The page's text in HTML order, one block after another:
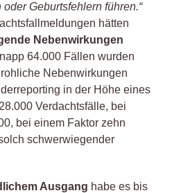
Geburtsfehlern führen.“
hätten
Nebenwirkungen
64.000 Fällen wurden
Nebenwirkungen
in der Höhe eines
Verdachtsfälle, bei
bei einem Faktor zehn
schwerwiegender
Ausgang habe es bis